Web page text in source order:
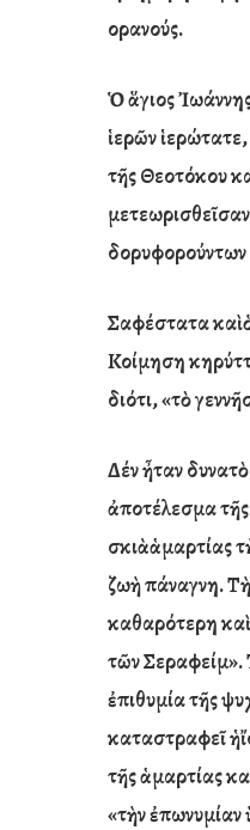
ορανούς.
Ὁἅγιος
ἱερῶνἱ
τῆς Θεοτόκου
μετεωρισθεῖ
δορυφορούντων
Σαφέστατα καὶ
Κοίμηση
διότι, «τὸγεννῆ
Δένἦταν δυνατ
ἀποτέλεσμα τῆς
σκιὰἁμαρτίας τ
ζωὴπάναγνη. Τὴ
καθαρότερη καὶ
τῶν Σεραφείμ».
ἐπιθυμία τῆς
καταστραφεῖἡἴ
τῆςἁμαρτίας κα
«τὴνἐπωνυμίαν